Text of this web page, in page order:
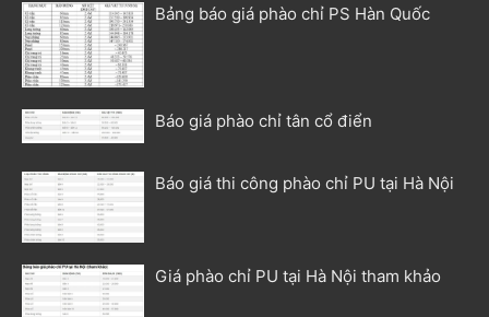
Bảng báo giá phào chỉ PS Hàn Quốc
Báo giá phào chỉ tân cổ điển
Báo giá thi công phào chỉ PU tại Hà Nội
Giá phào chỉ PU tại Hà Nội tham khảo